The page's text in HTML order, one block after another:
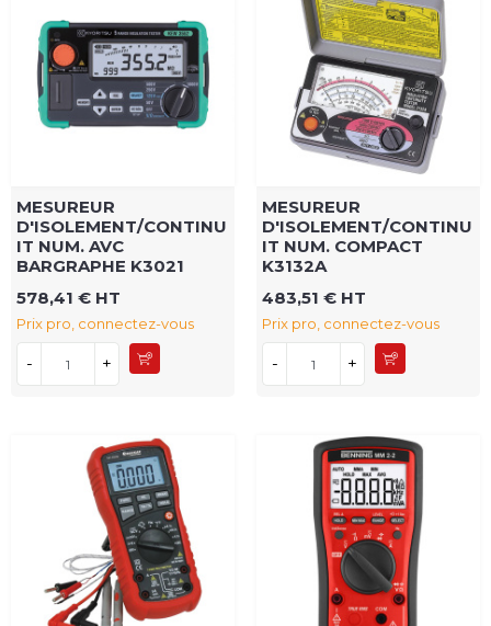
MESUREUR
D'ISOLEMENT/CONTINU
IT NUM. AVC
BARGRAPHE K3021
578,41 € HT
Prix pro, connectez-vous
- +
MESUREUR
D'ISOLEMENT/CONTINU
IT NUM. COMPACT
K3132A
483,51 € HT
Prix pro, connectez-vous
- +